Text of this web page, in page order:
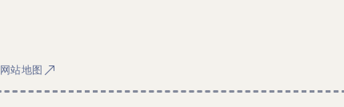
网站地图